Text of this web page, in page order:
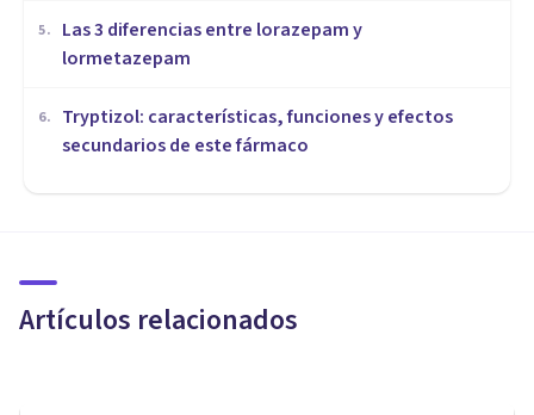
5.
Las 3 diferencias entre lorazepam y
lormetazepam
6.
Tryptizol: características, funciones y efectos
secundarios de este fármaco
Artículos relacionados
Antagonistas e Inhibidores de
(AIRSs)